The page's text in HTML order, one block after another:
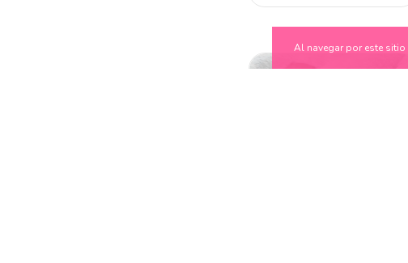
Al navegar por este sitio